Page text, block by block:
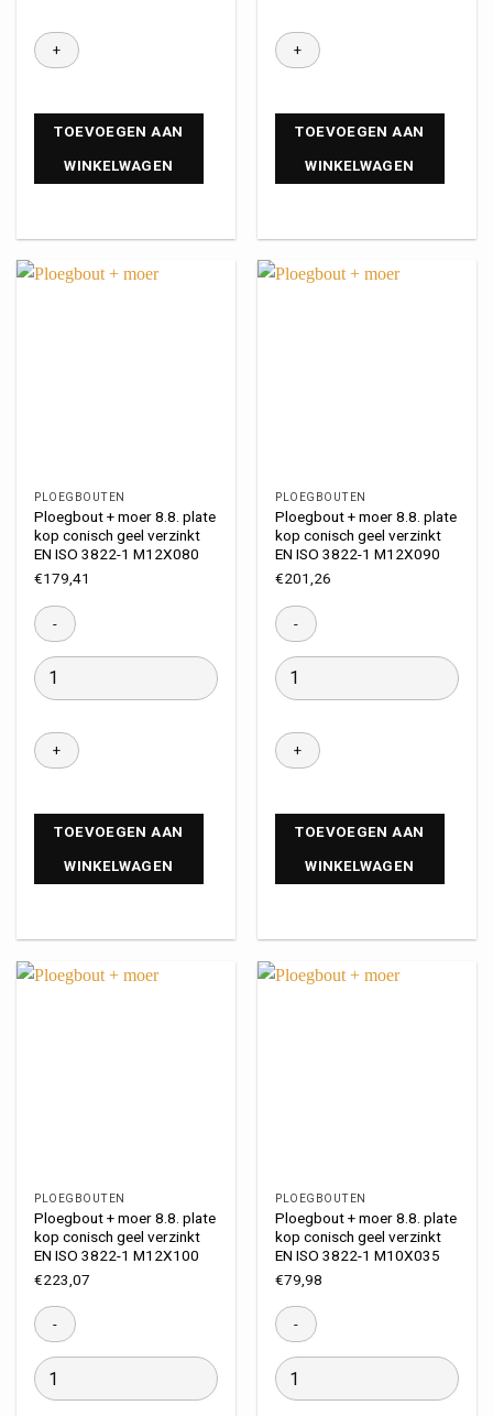
TOEVOEGEN AAN
WINKELWAGEN
TOEVOEGEN AAN
WINKELWAGEN
PLOEGBOUTEN
Ploegbout + moer 8.8. plate
kop conisch geel verzinkt
EN ISO 3822-1 M12X080
€179,41
TOEVOEGEN AAN
WINKELWAGEN
PLOEGBOUTEN
Ploegbout + moer 8.8. plate
kop conisch geel verzinkt
EN ISO 3822-1 M12X090
€201,26
TOEVOEGEN AAN
WINKELWAGEN
PLOEGBOUTEN
Ploegbout + moer 8.8. plate
kop conisch geel verzinkt
EN ISO 3822-1 M12X100
€223,07
PLOEGBOUTEN
Ploegbout + moer 8.8. plate
kop conisch geel verzinkt
EN ISO 3822-1 M10X035
€79,98